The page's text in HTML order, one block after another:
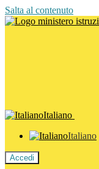
Salta al contenuto
Italiano
Italiano
Accedi